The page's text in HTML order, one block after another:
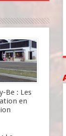
Be : Les
en